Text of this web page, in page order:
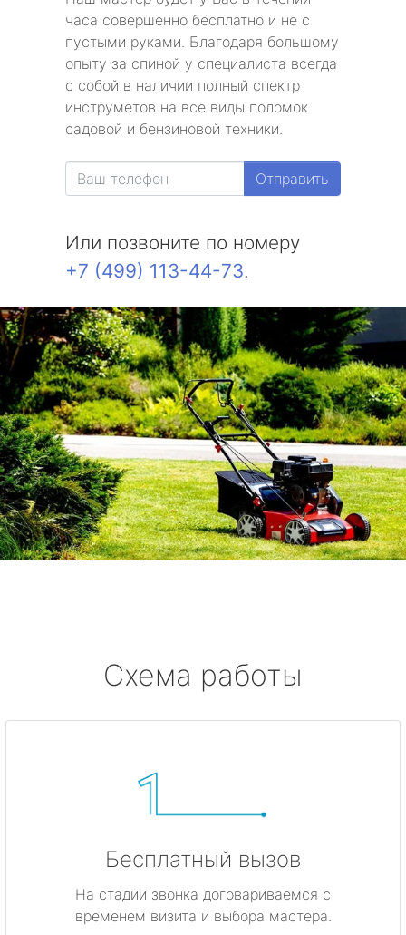
часа совершенно бесплатно и не с
пустыми руками. Благодаря большому
опыту за спиной у специалиста всегда
с собой в наличии полный спектр
инструметов на все виды поломок
садовой и бензиновой техники.
Отправить
Или позвоните по номеру
+7 (499) 113-44-73.
Схема работы
Бесплатный вызов
На стадии звонка договариваемся с
временем визита и выбора мастера.